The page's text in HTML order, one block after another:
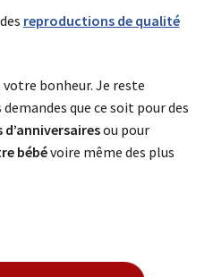
reproductions de qualité
votre bonheur. Je reste
que ce soit pour des
d’anniversairesou pour
bébévoire même des plus